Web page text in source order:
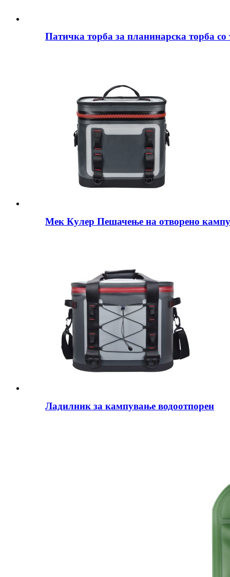
Патичка торба за планинарска торба со
Мек Кулер Пешачење на отворено
Ладилник за кампување водоотпорен